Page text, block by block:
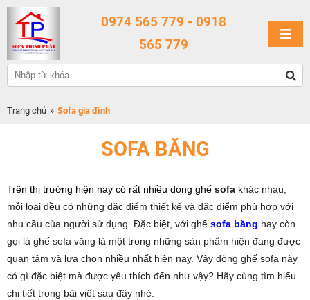
0974 565 779 - 0918
565 779
Trang chủ » Sofa gia đình
SOFA BĂNG
Trên thị trường hiện nay có rất nhiều dòng ghế sofa khác nhau,
mỗi loại đều có những đặc điểm thiết kế và đặc điểm phù hợp với
nhu cầu của người sử dụng. Đặc biệt, với ghế sofa băng hay còn
gọi là ghế sofa văng là một trong những sản phẩm hiện đang được
quan tâm và lựa chọn nhiều nhất hiện nay. Vậy dòng ghế sofa này
có gì đặc biệt mà được yêu thích đến như vậy? Hãy cùng tìm hiểu
chi tiết trong bài viết sau đây nhé.